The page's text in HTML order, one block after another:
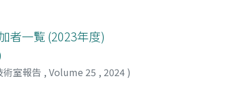
者⼀覧 (2023年度)
術室報告 , Volume 25 , 2024)